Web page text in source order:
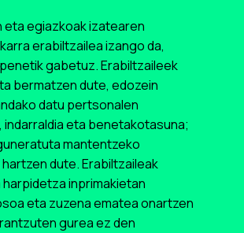
eta egiazkoak izatearen
erabiltzailea izango da,
gabetuz. Erabiltzaileek
bermatzen dute, edozein
datu pertsonalen
indarraldia eta benetakotasuna;
mantentzeko
dute. Erabiltzaileak
inprimakietan
eta zuzena ematea onartzen
gurea ez den